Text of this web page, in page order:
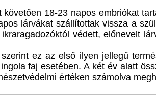
követően 18-23 napos embriókat
lárvákat szállítottak vissza a
védett, előnevelt
ez az első ilyen jellegű
faj esetében. A két év alatt
értéken számolva